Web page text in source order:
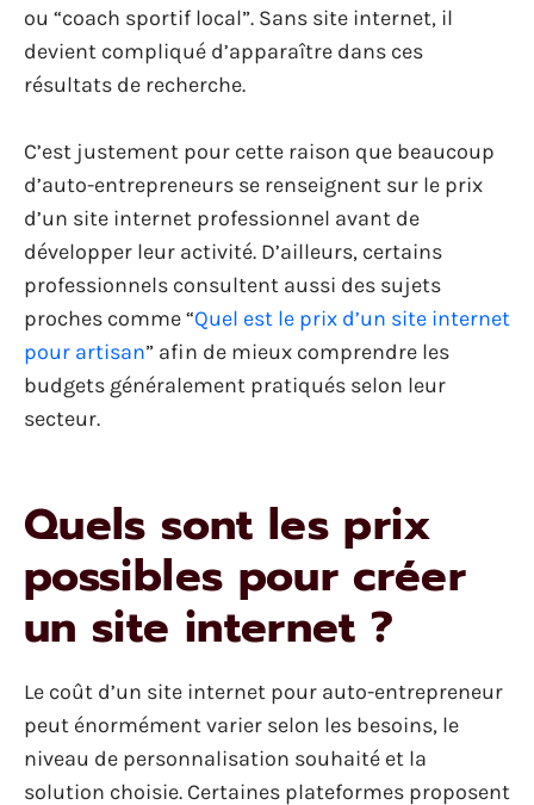
ou “coach sportif local”. Sans site internet, il
devient compliqué d’apparaître dans ces
résultats de recherche.
C’est justement pour cette raison que beaucoup
d’auto-entrepreneurs se renseignent sur le prix
d’un site internet professionnel avant de
développer leur activité. D’ailleurs, certains
professionnels consultent aussi des sujets
proches comme “Quel est le prix d’un site internet
pour artisan” afin de mieux comprendre les
budgets généralement pratiqués selon leur
secteur.
Quels sont les prix
possibles pour créer
un site internet ?
Le coût d’un site internet pour auto-entrepreneur
peut énormément varier selon les besoins, le
niveau de personnalisation souhaité et la
solution choisie. Certaines plateformes proposent